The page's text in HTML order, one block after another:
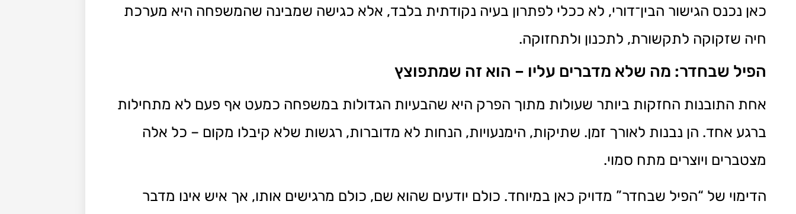
כאן נכנס הגישור הבין־דורי, לא ככלי לפתרון בעיה נקודתית בלבד, אלא כגישה שמבינה שהמשפחה היא מערכת
חיה שזקוקה לתקשורת, לתכנון ולתחזוקה.
הפיל שבחדר: מה שלא מדברים עליו – הוא זה שמתפוצץ
אחת התובנות החזקות ביותר שעולות מתוך הפרק היא שהבעיות הגדולות במשפחה כמעט אף פעם לא מתחילות
ברגע אחד. הן נבנות לאורך זמן. שתיקות, הימנעויות, הנחות לא מדוברות, רגשות שלא קיבלו מקום – כל אלה
מצטברים ויוצרים מתח סמוי.
הדימוי של “הפיל שבחדר” מדויק כאן במיוחד. כולם יודעים שהוא שם, כולם מרגישים אותו, אך איש אינו מדבר